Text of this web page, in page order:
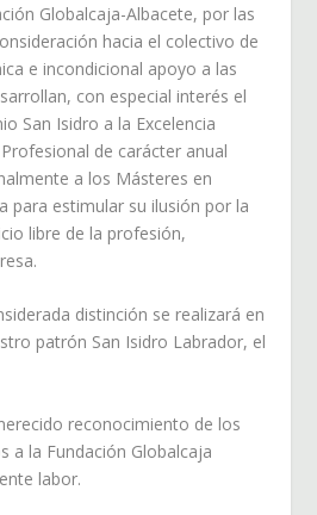
Globalcaja-Albacete, por las
hacia el colectivo de
e incondicional apoyo a las
con especial interés el
San Isidro a la Excelencia
de carácter anual
a los Másteres en
para estimular su ilusión por la
libre de la profesión,
distinción se realizará en
patrón San Isidro Labrador, el
reconocimiento de los
a la Fundación Globalcaja
labor.